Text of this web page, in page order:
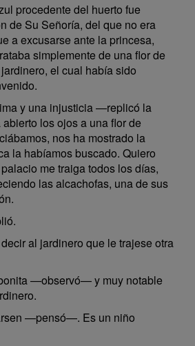
procedente del huerto fue
de Su Señoría, del que no era
a excusarse ante la princesa,
simplemente de una flor de
el cual había sido
y una injusticia —replicó la
los ojos a una flor de
nos ha mostrado la
la habíamos buscado. Quiero
me traiga todos los días,
las alcachofas, una de sus
al jardinero que le trajese otra
—observó— y muy notable
—pensó—. Es un niño